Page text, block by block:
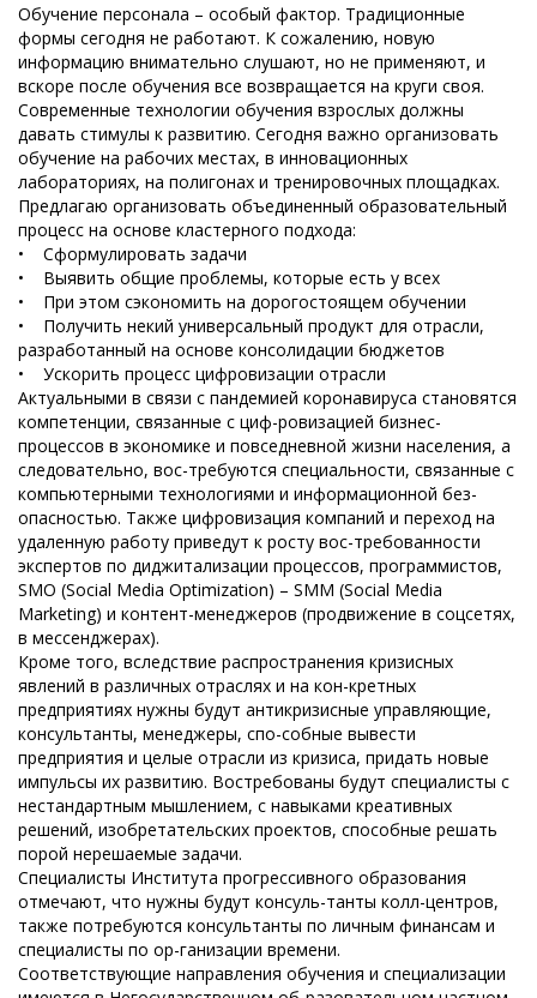
Обучение персонала – особый фактор. Традиционные
формы сегодня не работают. К сожалению, новую
информацию внимательно слушают, но не применяют, и
вскоре после обучения все возвращается на круги своя.
Современные технологии обучения взрослых должны
давать стимулы к развитию. Сегодня важно организовать
обучение на рабочих местах, в инновационных
лабораториях, на полигонах и тренировочных площадках.
Предлагаю организовать объединенный образовательный
процесс на основе кластерного подхода:
• Сформулировать задачи
• Выявить общие проблемы, которые есть у всех
• При этом сэкономить на дорогостоящем обучении
• Получить некий универсальный продукт для отрасли,
разработанный на основе консолидации бюджетов
• Ускорить процесс цифровизации отрасли
Актуальными в связи с пандемией коронавируса становятся
компетенции, связанные с циф-ровизацией бизнес-
процессов в экономике и повседневной жизни населения, а
следовательно, вос-требуются специальности, связанные с
компьютерными технологиями и информационной без-
опасностью. Также цифровизация компаний и переход на
удаленную работу приведут к росту вос-требованности
экспертов по диджитализации процессов, программистов,
SMO (Social Media Optimization) – SMM (Social Media
Marketing) и контент-менеджеров (продвижение в соцсетях,
в мессенджерах).
Кроме того, вследствие распространения кризисных
явлений в различных отраслях и на кон-кретных
предприятиях нужны будут антикризисные управляющие,
консультанты, менеджеры, спо-собные вывести
предприятия и целые отрасли из кризиса, придать новые
импульсы их развитию. Востребованы будут специалисты с
нестандартным мышлением, с навыками креативных
решений, изобретательских проектов, способные решать
порой нерешаемые задачи.
Специалисты Института прогрессивного образования
отмечают, что нужны будут консуль-танты колл-центров,
также потребуются консультанты по личным финансам и
специалисты по ор-ганизации времени.
Соответствующие направления обучения и специализации